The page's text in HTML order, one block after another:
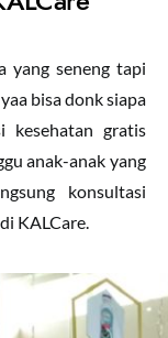
yang seneng tapi
bisa donk siapa
kesehatan gratis
anak-anak yang
konsultasi
KALCare.